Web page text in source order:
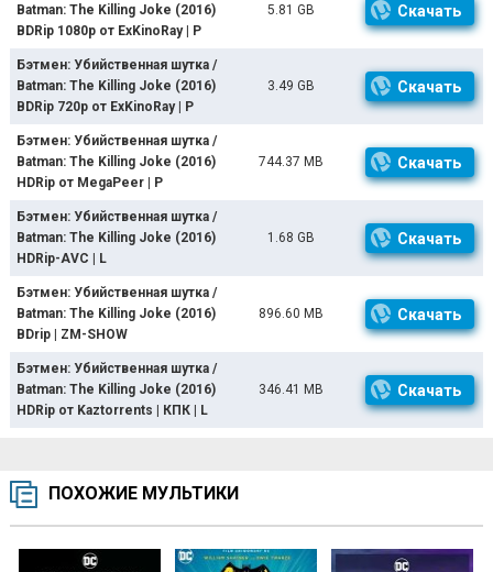
Batman: The Killing Joke (2016)
BDRip 1080p от ExKinoRay | P
5.81 GB Скачать
Бэтмен: Убийственная шутка /
Batman: The Killing Joke (2016)
BDRip 720p от ExKinoRay | P
3.49 GB Скачать
Бэтмен: Убийственная шутка /
Batman: The Killing Joke (2016)
HDRip от MegaPeer | P
744.37 MB Скачать
Бэтмен: Убийственная шутка /
Batman: The Killing Joke (2016)
HDRip-AVC | L
1.68 GB Скачать
Бэтмен: Убийственная шутка /
Batman: The Killing Joke (2016)
BDrip | ZM-SHOW
896.60 MB Скачать
Бэтмен: Убийственная шутка /
Batman: The Killing Joke (2016)
HDRip от Kaztorrents | КПК | L
346.41 MB Скачать
ПОХОЖИЕ МУЛЬТИКИ